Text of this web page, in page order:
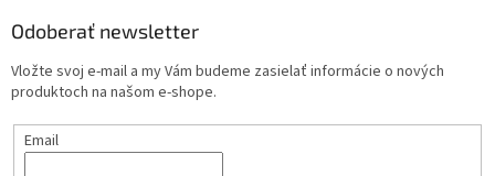
Odoberať newsletter
Vložte svoj e-mail a my Vám budeme zasielať informácie o nových
produktoch na našom e-shope.
Email